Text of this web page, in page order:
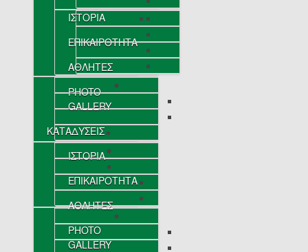
ΙΣΤΟΡΙΑ
ΕΠΙΚΑΙΡΟΤΗΤΑ
ΑΘΛΗΤΕΣ
PHOTO
GALLERY
ΚΑΤΑΔΥΣΕΙΣ
ΙΣΤΟΡΙΑ
ΕΠΙΚΑΙΡΟΤΗΤΑ
ΑΘΛΗΤΕΣ
PHOTO
GALLERY